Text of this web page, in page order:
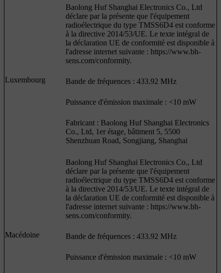
Luxembourg
Baolong Huf Shanghai Electronics Co., Ltd
déclare par la présente que l'équipement
radioélectrique du type TMSS6D4 est conforme
à la directive 2014/53/UE. Le texte intégral de
la déclaration UE de conformité est disponible à
l'adresse internet suivante : https://www.bh-
sens.com/conformity.
Bande de fréquences : 433.92 MHz
Puissance d'émission maximale : <10 mW
Fabricant : Baolong Huf Shanghai Electronics
Co., Ltd, 1er étage, bâtiment 5, 5500
Shenzhuan Road, Songjiang, Shanghai
Macédoine
Baolong Huf Shanghai Electronics Co., Ltd
déclare par la présente que l'équipement
radioélectrique du type TMSS6D4 est conforme
à la directive 2014/53/UE. Le texte intégral de
la déclaration UE de conformité est disponible à
l'adresse internet suivante : https://www.bh-
sens.com/conformity.
Bande de fréquences : 433.92 MHz
Puissance d'émission maximale : <10 mW